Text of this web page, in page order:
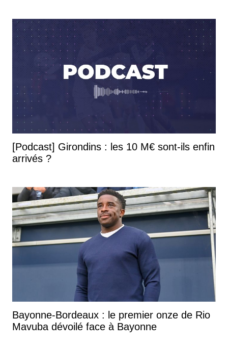
[Podcast] Girondins : les 10 M€ sont-ils enfin
arrivés ?
Bayonne-Bordeaux : le premier onze de Rio
Mavuba dévoilé face à Bayonne